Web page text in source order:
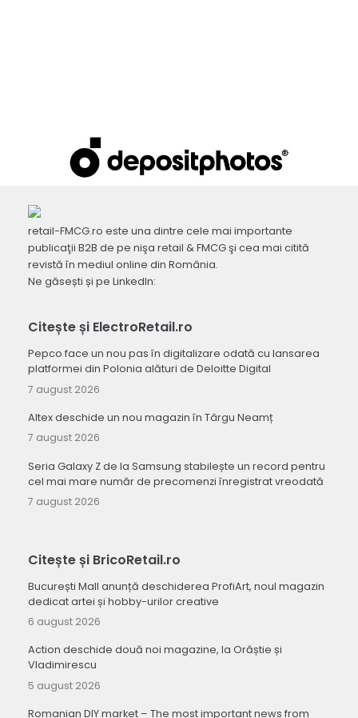
retail-FMCG.ro este una dintre cele mai importante
publicaţii B2B de pe nişa retail & FMCG şi cea mai citită
revistă în mediul online din România.
Ne găsești și pe LinkedIn:
Citește și ElectroRetail.ro
Pepco face un nou pas în digitalizare odată cu lansarea
platformei din Polonia alături de Deloitte Digital
7 august 2026
Altex deschide un nou magazin în Târgu Neamț
7 august 2026
Seria Galaxy Z de la Samsung stabilește un record pentru
cel mai mare număr de precomenzi înregistrat vreodată
7 august 2026
Citește și BricoRetail.ro
București Mall anunță deschiderea ProfiArt, noul magazin
dedicat artei și hobby-urilor creative
6 august 2026
Action deschide două noi magazine, la Orăștie și
Vladimirescu
5 august 2026
Romanian DIY market – The most important news from